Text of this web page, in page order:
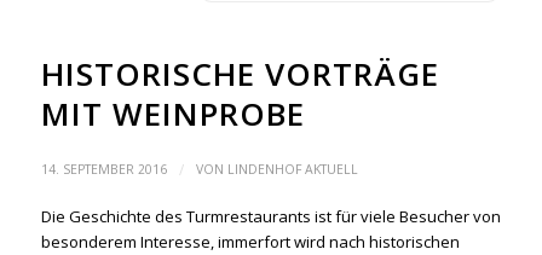
HISTORISCHE VORTRÄGE
MIT WEINPROBE
14. SEPTEMBER 2016 / VON LINDENHOF AKTUELL
Die Geschichte des Turmrestaurants ist für viele Besucher von
besonderem Interesse, immerfort wird nach historischen